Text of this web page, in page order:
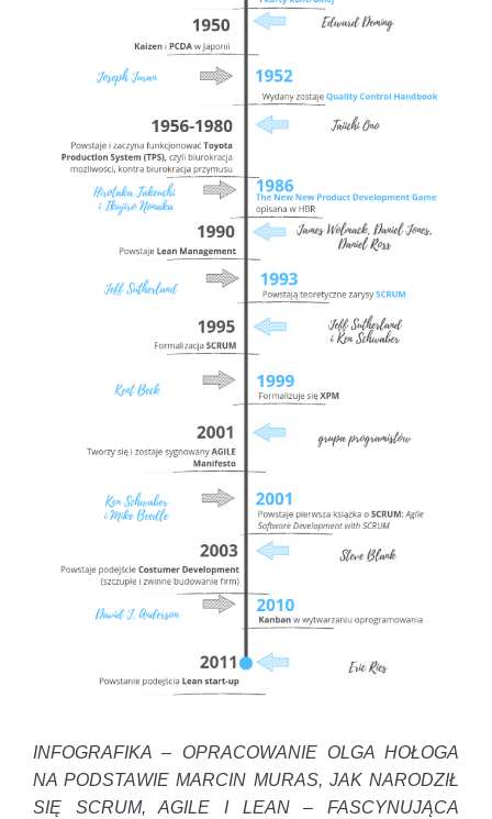
INFOGRAFIKA – OPRACOWANIE OLGA HOŁOGA
NA PODSTAWIE MARCIN MURAS, JAK NARODZIŁ
SIĘ SCRUM, AGILE I LEAN – FASCYNUJĄCA